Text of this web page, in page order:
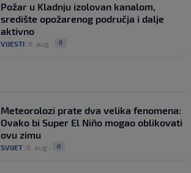
Požar u Kladnju izolovan kanalom,
središte opožarenog područja i dalje
aktivno
VIJESTI 6. aug. 0
Meteorolozi prate dva velika fenomena:
Ovako bi Super El Niño mogao oblikovati
ovu zimu
SVIJET 6. aug. 0